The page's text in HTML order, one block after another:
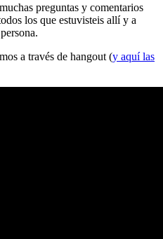
preguntas y comentarios
los que estuvisteis allí y a
a través de hangout (y aquí las